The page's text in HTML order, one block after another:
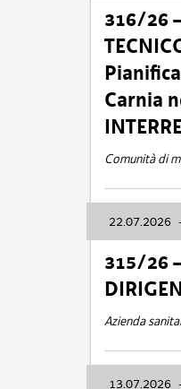
316/26
Carnia
Comunità di
22.07.2026
315/26
Azienda
13.07.2026